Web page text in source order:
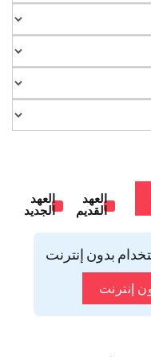
العهد
القديم
العهد
الجديد
بدون إنترنت
إنترنت